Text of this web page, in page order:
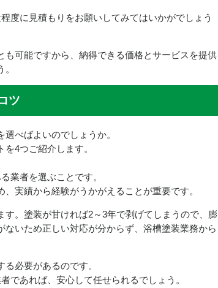
度に見積もりをお願いしてみてはいかがでしょう
可能ですから、納得できる価格とサービスを提供
ツ
べばよいのでしょうか。
4つご紹介します。
業者を選ぶことです。
実績から経験がうかがえることが重要です。
。塗装が甘ければ2～3年で剥げてしまうので、膨
いため正しい対応が分からず、浴槽塗装業務から
必要があるのです。
であれば、安心して任せられるでしょう。